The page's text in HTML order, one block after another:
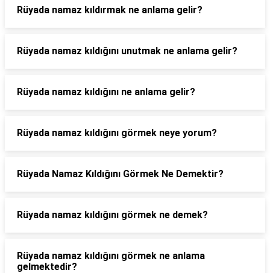
Rüyada namaz kıldırmak ne anlama gelir?
Rüyada namaz kıldığını unutmak ne anlama gelir?
Rüyada namaz kıldığını ne anlama gelir?
Rüyada namaz kıldığını görmek neye yorum?
Rüyada Namaz Kıldığını Görmek Ne Demektir?
Rüyada namaz kıldığını görmek ne demek?
Rüyada namaz kıldığını görmek ne anlama
gelmektedir?